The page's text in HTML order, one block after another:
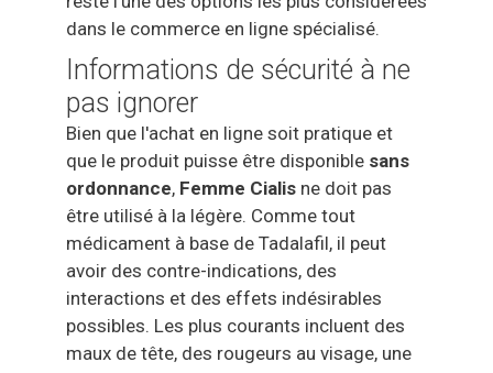
dans le commerce en ligne spécialisé.
Informations de sécurité à ne
pas ignorer
Bien que l'achat en ligne soit pratique et
que le produit puisse être disponible sans
ordonnance, Femme Cialis ne doit pas
être utilisé à la légère. Comme tout
médicament à base de Tadalafil, il peut
avoir des contre-indications, des
interactions et des effets indésirables
possibles. Les plus courants incluent des
maux de tête, des rougeurs au visage, une